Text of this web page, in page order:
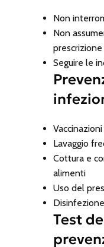
Non
Non
prescrizione
Seguire le
Vaccinazioni
Lavaggio
Cottura e
alimenti
Uso del
Test